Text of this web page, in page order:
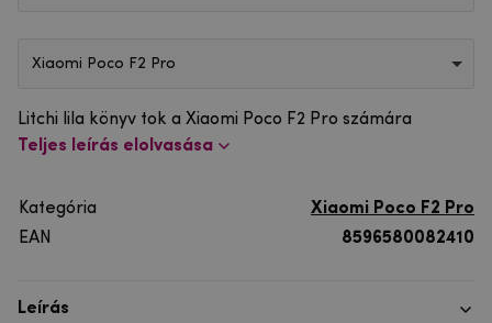
Xiaomi Poco F2 Pro
Litchi lila könyv tok a Xiaomi Poco F2 Pro számára
Teljes leírás elolvasása
Kategória
Xiaomi Poco F2 Pro
EAN
8596580082410
Leírás